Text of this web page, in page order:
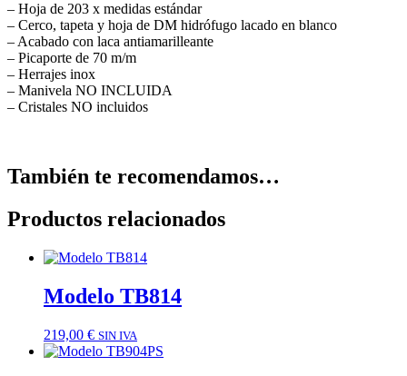
– Hoja de 203 x medidas estándar
– Cerco, tapeta y hoja de DM hidrófugo lacado en blanco
– Acabado con laca antiamarilleante
– Picaporte de 70 m/m
– Herrajes inox
– Manivela NO INCLUIDA
– Cristales NO incluidos
También te recomendamos…
Productos relacionados
Modelo TB814
219,00 € SIN IVA